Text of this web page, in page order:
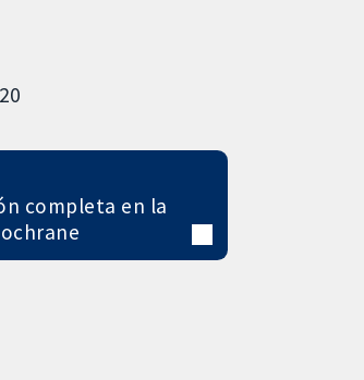
completa en la